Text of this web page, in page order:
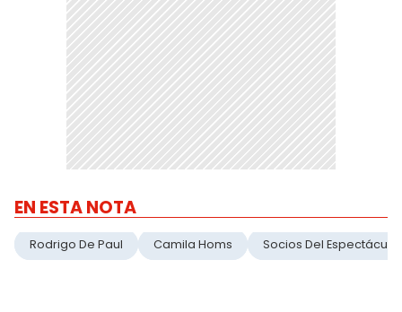
EN ESTA NOTA
Rodrigo De Paul Camila Homs Socios Del Espectáculo